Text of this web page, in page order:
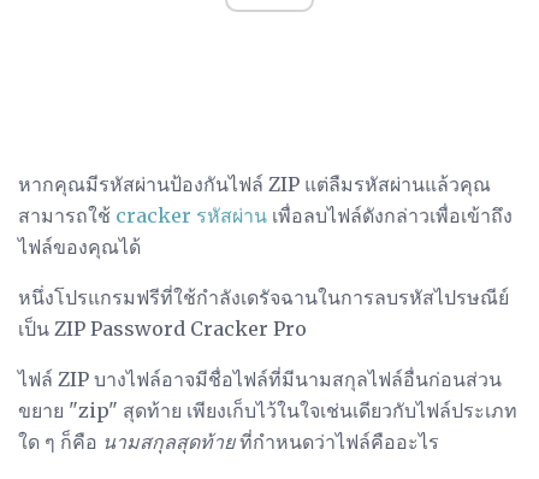
หากคุณมีรหัสผ่านป้องกันไฟล์ ZIP แต่ลืมรหัสผ่านแล้วคุณ
สามารถใช้ cracker รหัสผ่าน เพื่อลบไฟล์ดังกล่าวเพื่อเข้าถึง
ไฟล์ของคุณได้
หนึ่งโปรแกรมฟรีที่ใช้กำลังเดรัจฉานในการลบรหัสไปรษณีย์
เป็น ZIP Password Cracker Pro
ไฟล์ ZIP บางไฟล์อาจมีชื่อไฟล์ที่มีนามสกุลไฟล์อื่นก่อนส่วน
ขยาย "zip" สุดท้าย เพียงเก็บไว้ในใจเช่นเดียวกับไฟล์ประเภท
ใด ๆ ก็คือ นามสกุลสุดท้ายที่กำหนดว่าไฟล์คืออะไร